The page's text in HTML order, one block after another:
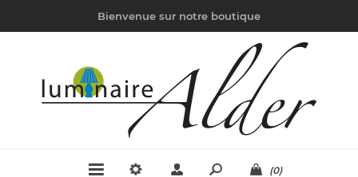
Bienvenue sur notre boutique
(0)